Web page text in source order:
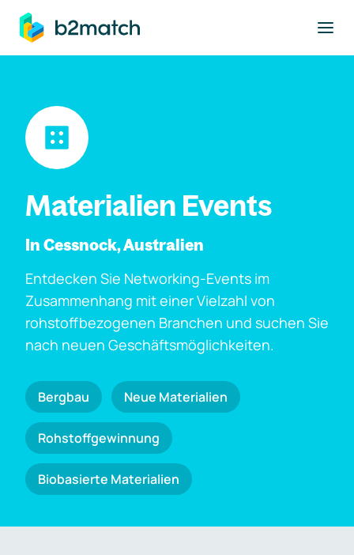
springen
Materialien Events
In Cessnock, Australien
Entdecken Sie Networking-Events im
Zusammenhang mit einer Vielzahl von
rohstoffbezogenen Branchen und suchen Sie
nach neuen Geschäftsmöglichkeiten.
Bergbau Neue Materialien
Rohstoffgewinnung
Biobasierte Materialien